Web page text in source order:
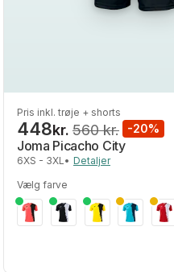
Pris inkl. trøje + shorts
448kr. 560 kr. -20%
Joma Picacho City
6XS - 3XL• Detaljer
Vælg farve